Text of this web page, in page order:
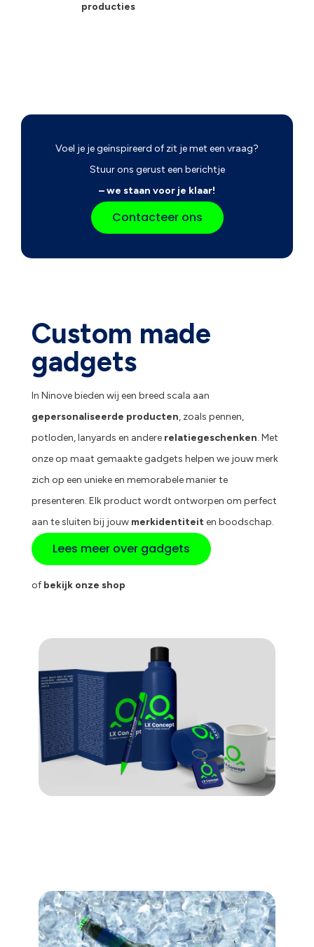
producties
Voel je je geïnspireerd of zit je met een vraag?
Stuur ons gerust een berichtje
– we staan voor je klaar!
Contacteer ons
Custom made
gadgets
In Ninove bieden wij een breed scala aan
gepersonaliseerde producten, zoals pennen,
potloden, lanyards en andere relatiegeschenken. Met
onze op maat gemaakte gadgets helpen we jouw merk
zich op een unieke en memorabele manier te
presenteren. Elk product wordt ontworpen om perfect
aan te sluiten bij jouw merkidentiteiten boodschap.
Lees meer over gadgets
ofbekijk onze shop